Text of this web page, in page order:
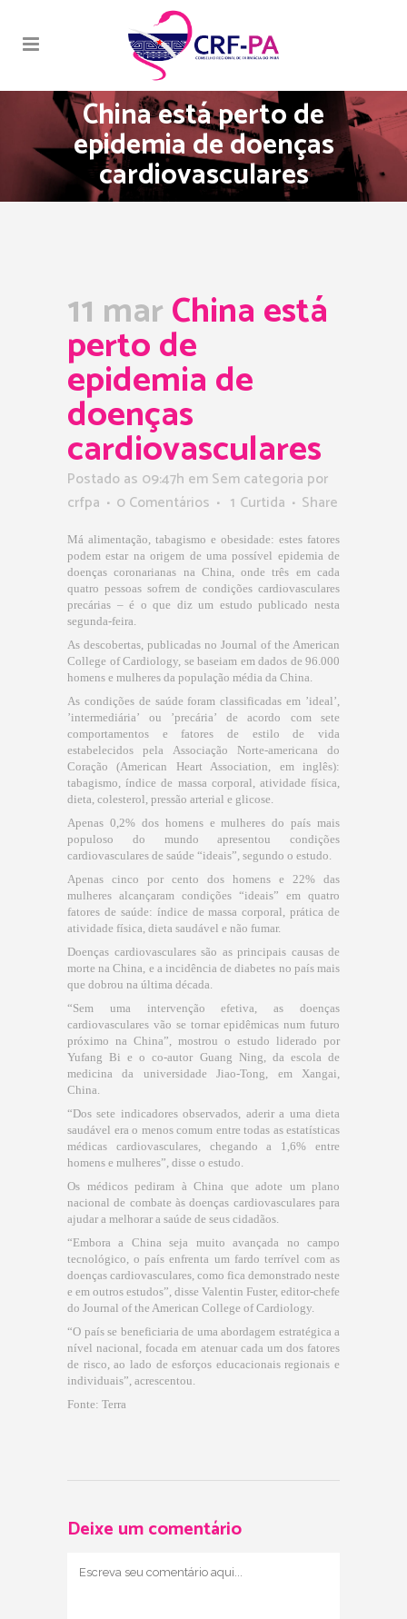
China está perto de
epidemia de doenças
cardiovasculares
11 marChina está
perto de
epidemia de
doenças
cardiovasculares
Postado as 09:47h em Sem categoria por
crfpa
0 Comentários 1 Curtida Share
Má alimentação, tabagismo e obesidade: estes fatores
podem estar na origem de uma possível epidemia de
doenças coronarianas na China, onde três em cada
quatro pessoas sofrem de condições cardiovasculares
precárias – é o que diz um estudo publicado nesta
segunda-feira.
As descobertas, publicadas no Journal of the American
College of Cardiology, se baseiam em dados de 96.000
homens e mulheres da população média da China.
As condições de saúde foram classificadas em ’ideal’,
’intermediária’ ou ’precária’ de acordo com sete
comportamentos e fatores de estilo de vida
estabelecidos pela Associação Norte-americana do
Coração (American Heart Association, em inglês):
tabagismo, índice de massa corporal, atividade física,
dieta, colesterol, pressão arterial e glicose.
Apenas 0,2% dos homens e mulheres do país mais
populoso do mundo apresentou condições
cardiovasculares de saúde “ideais”, segundo o estudo.
Apenas cinco por cento dos homens e 22% das
mulheres alcançaram condições “ideais” em quatro
fatores de saúde: índice de massa corporal, prática de
atividade física, dieta saudável e não fumar.
Doenças cardiovasculares são as principais causas de
morte na China, e a incidência de diabetes no país mais
que dobrou na última década.
“Sem uma intervenção efetiva, as doenças
cardiovasculares vão se tornar epidêmicas num futuro
próximo na China”, mostrou o estudo liderado por
Yufang Bi e o co-autor Guang Ning, da escola de
medicina da universidade Jiao-Tong, em Xangai,
China.
“Dos sete indicadores observados, aderir a uma dieta
saudável era o menos comum entre todas as estatísticas
médicas cardiovasculares, chegando a 1,6% entre
homens e mulheres”, disse o estudo.
Os médicos pediram à China que adote um plano
nacional de combate às doenças cardiovasculares para
ajudar a melhorar a saúde de seus cidadãos.
“Embora a China seja muito avançada no campo
tecnológico, o país enfrenta um fardo terrível com as
doenças cardiovasculares, como fica demonstrado neste
e em outros estudos”, disse Valentin Fuster, editor-chefe
do Journal of the American College of Cardiology.
“O país se beneficiaria de uma abordagem estratégica a
nível nacional, focada em atenuar cada um dos fatores
de risco, ao lado de esforços educacionais regionais e
individuais”, acrescentou.
Fonte: Terra
Deixe um comentário